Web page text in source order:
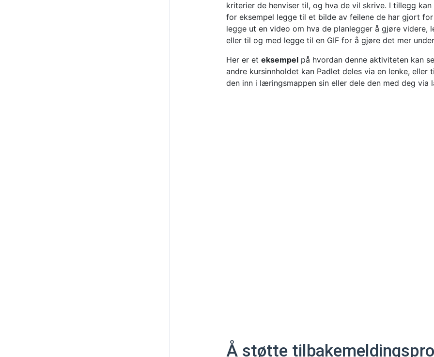
kriterier de henviser til, og hva de vil skrive. I tillegg
for eksempel legge til et bilde av feilene de har gjort
legge ut en video om hva de planlegger å gjøre videre,
eller til og med legge til en GIF for å gjøre det mer
Her er et eksempel på hvordan denne aktiviteten kan
andre kursinnholdet kan Padlet deles via en lenke, eller
den inn i læringsmappen sin eller dele den med deg
Å støtte